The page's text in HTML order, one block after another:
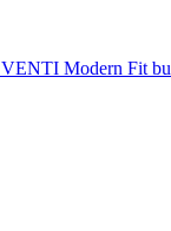
VENTI Modern Fit